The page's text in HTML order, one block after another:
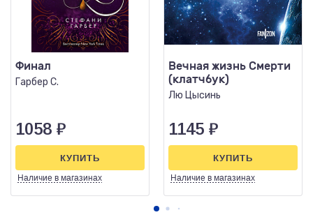
Финал
Гарбер С.
1058 ₽
Наличие в магазинах
КУПИТЬ
Вечная жизнь Смерти
(клатчбук)
Лю Цысинь
1145 ₽
Наличие в магазинах
КУПИТЬ